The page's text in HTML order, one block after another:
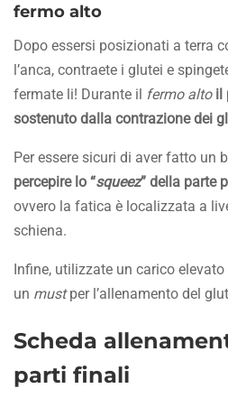
fermo alto
Dopo essersi posizionati a terra
l’anca, contraete i glutei e
fermate li! Durante il fermo alto il
sostenuto dalla contrazione dei
Per essere sicuri di aver fatto un
percepire lo “squeez” della parte
ovvero la fatica è localizzata a
schiena.
Infine, utilizzate un carico
un mustper l’allenamento del
Scheda
parti finali